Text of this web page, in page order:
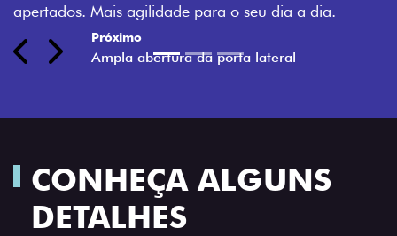
apertados. Mais agilidade para o seu dia a dia.
Previous
Next
CONHEÇA ALGUNS
DETALHES